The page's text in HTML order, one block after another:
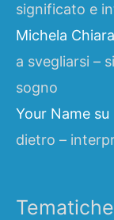
significato e
Michela
a svegliarsi –
sogno
Your Name su
dietro –
Tematiche